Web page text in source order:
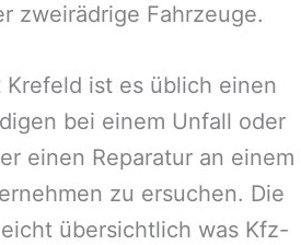
zweirädrige Fahrzeuge.
Krefeld ist es üblich einen
bei einem Unfall oder
einen Reparatur an einem
zu ersuchen. Die
übersichtlich was Kfz-